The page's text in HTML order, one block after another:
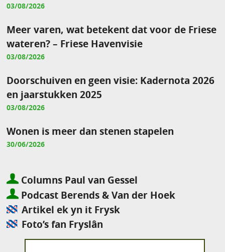
03/08/2026
Meer varen, wat betekent dat voor de Friese
wateren? – Friese Havenvisie
03/08/2026
Doorschuiven en geen visie: Kadernota 2026
en jaarstukken 2025
03/08/2026
Wonen is meer dan stenen stapelen
30/06/2026
Columns Paul van Gessel
Podcast Berends & Van der Hoek
Artikel ek yn it Frysk
Foto’s fan Fryslân